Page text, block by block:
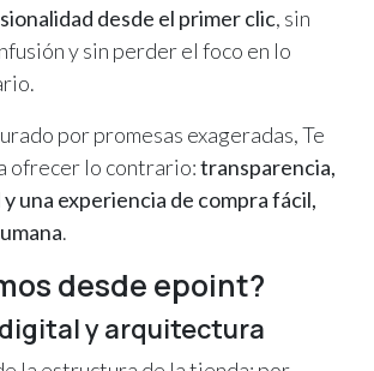
desde el primer clic, sin
y sin perder el foco en lo
por promesas exageradas, Te
ofrecer lo contrario:transparencia,
una experiencia de compra fácil,
.
desde epoint?
y arquitectura